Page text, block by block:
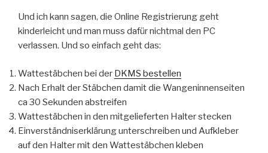
Und ich kann sagen, die Online Registrierung geht
kinderleicht und man muss dafür nichtmal den PC
verlassen. Und so einfach geht das:
Wattestäbchen bei der DKMS bestellen
Nach Erhalt der Stäbchen damit die Wangeninnenseiten
ca 30 Sekunden abstreifen
Wattestäbchen in den mitgelieferten Halter stecken
Einverständniserklärung unterschreiben und Aufkleber
auf den Halter mit den Wattestäbchen kleben